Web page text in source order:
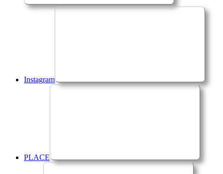
Instagram
PLACE